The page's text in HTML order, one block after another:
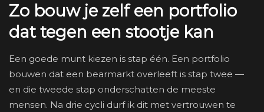
Zo bouw je zelf een portfolio
dat tegen een stootje kan
Een goede munt kiezen is stap één. Een portfolio
bouwen dat een bearmarkt overleeft is stap twee —
en die tweede stap onderschatten de meeste
mensen. Na drie cycli durf ik dit met vertrouwen te